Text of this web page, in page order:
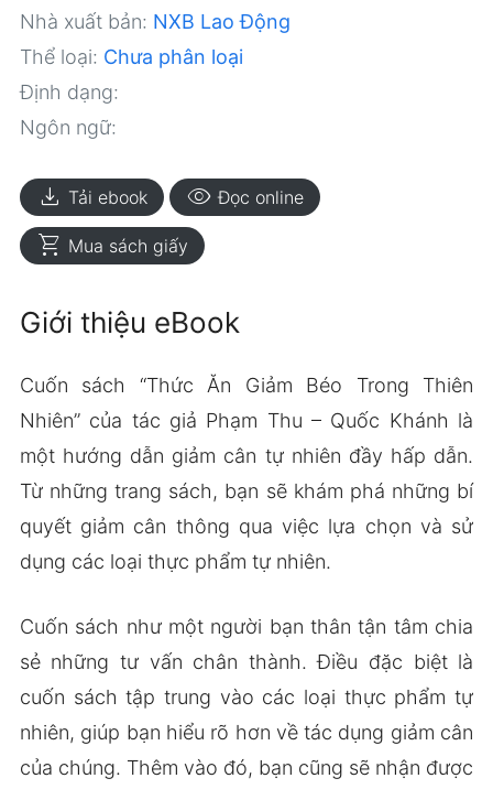
Nhà xuất bản: NXB Lao Động
Thể loại: Chưa phân loại
Định dạng:
Ngôn ngữ:
download Tải ebook visibility Đọc online
shopping_cart Mua sách giấy
Giới thiệu eBook
Cuốn sách “Thức Ăn Giảm Béo Trong Thiên
Nhiên” của tác giả Phạm Thu – Quốc Khánh là
một hướng dẫn giảm cân tự nhiên đầy hấp dẫn.
Từ những trang sách, bạn sẽ khám phá những bí
quyết giảm cân thông qua việc lựa chọn và sử
dụng các loại thực phẩm tự nhiên.
Cuốn sách như một người bạn thân tận tâm chia
sẻ những tư vấn chân thành. Điều đặc biệt là
cuốn sách tập trung vào các loại thực phẩm tự
nhiên, giúp bạn hiểu rõ hơn về tác dụng giảm cân
của chúng. Thêm vào đó, bạn cũng sẽ nhận được